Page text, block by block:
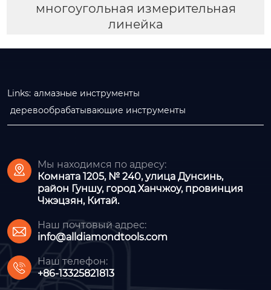
многоугольная измерительная
линейка
Links: алмазные инструменты
деревообрабатывающие инструменты

Мы находимся по адресу:
Комната 1205, № 240, улица Дунсинь,
район Гуншу, город Ханчжоу, провинция
Чжэцзян, Китай.

Наш почтовый адрес:
info@alldiamondtools.com

Наш телефон:
+86-13325821813